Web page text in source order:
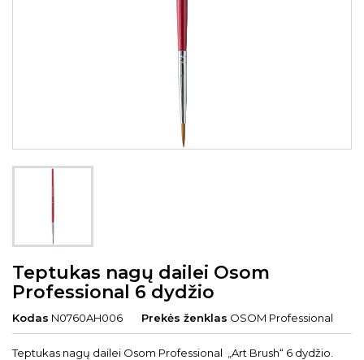
Teptukas nagų dailei Osom
Professional 6 dydžio
Kodas N0760AH006 Prekės ženklas OSOM Professional
Teptukas nagų dailei Osom Professional „Art Brush“ 6 dydžio.